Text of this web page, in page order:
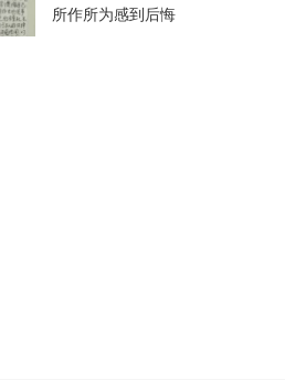
所作所为感到后悔